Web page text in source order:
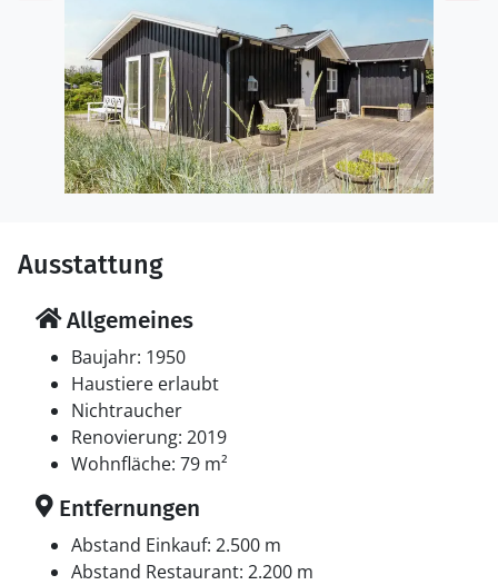
Ausstattung
Allgemeines
Baujahr: 1950
Haustiere erlaubt
Nichtraucher
Renovierung: 2019
Wohnfläche: 79 m²
Entfernungen
Abstand Einkauf: 2.500 m
Abstand Restaurant: 2.200 m